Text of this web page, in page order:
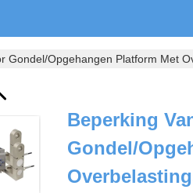
Gondel/opgehangen Platform Met
Beperking
Gondel/